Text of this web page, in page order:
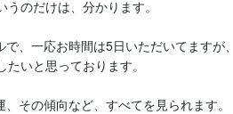
のだけは、分かります。
、一応お時間は5日いただいてますが、
いと思っております。
その傾向など、すべてを見られます。